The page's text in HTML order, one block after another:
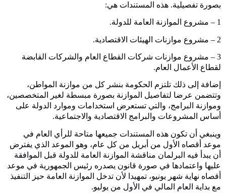
بصورة تفصيلية. هذه المستندات هي:
1– مشروع الموازنة العامة للدولة.
2– مشروع موازنات الهيئات الاقتصادية.
3– مشروع موازنات شركات القطاع العام والشركات القابضة
لقطاع الأعمال العام.
إضافة إلى ذلك تلتزم الحكومة بنشر كل من موازنة المواطن،
وتتضمن عرضا لتفاصيل الموازنة بصورة مبسطة لغير المتخصصين،
وموازنة البرامج، والتي تستعرض استخدامات وموارد الدولة على
أساس المشروعات والبرامج الاقتصادية والاجتماعية.
وينبغي أن تكون هذه المستندات جميعها متاحة للرأي العام في
موعد أقصاه اﻷول من أبريل من كل عام، وهو الموعد الذي يفترض
أن يبدأ فيه البرلمان مناقشة الموازنة العامة للدولة قبل الموافقة
عليها واعتمادها في صورة قانون يصدره رئيس الجمهورية في موعد
أقصاه نهاية شهر يونيو، تمهيدا ﻷن تدخل الموازنة العامة حيز التنفيذ
مع بداية العام المالي في اﻷول من يوليو.